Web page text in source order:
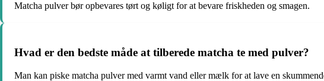
Matcha pulver bør opbevares tørt og køligt for at bevare friskheden og smagen.
Hvad er den bedste måde at tilberede matcha te med pulver?
Man kan piske matcha pulver med varmt vand eller mælk for at lave en